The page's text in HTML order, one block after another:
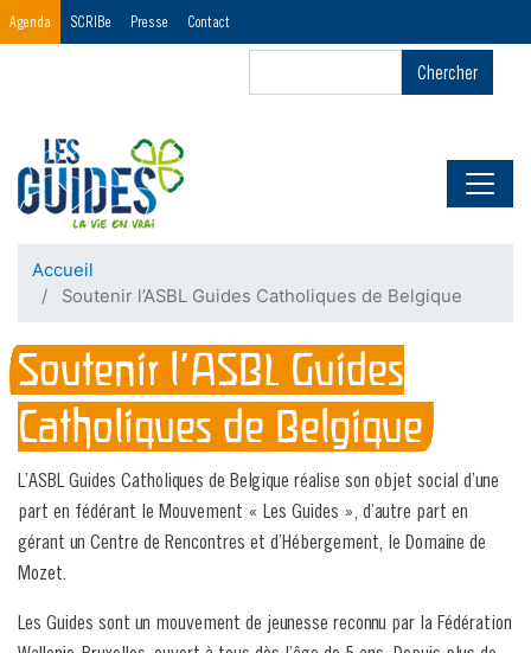
Menu
Agenda SCRIBe Presse Contact
Chercher
Accueil
Soutenir l’ASBL Guides Catholiques de Belgique
Soutenir l’ASBL Guides
Catholiques de Belgique
L’ASBL Guides Catholiques de Belgique réalise son objet social d’une
part en fédérant le Mouvement « Les Guides », d’autre part en
gérant un Centre de Rencontres et d’Hébergement, le Domaine de
Mozet.
Les Guides sont un mouvement de jeunesse reconnu par la Fédération